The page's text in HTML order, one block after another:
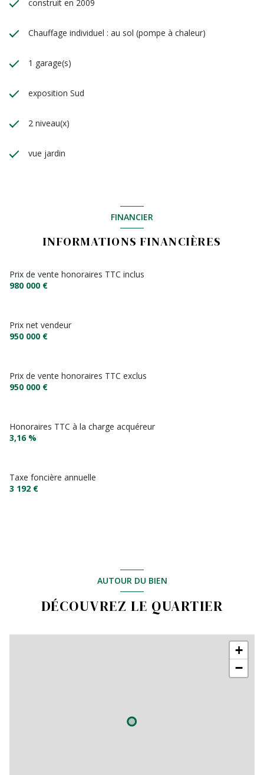
construit en 2009
Chauffage individuel : au sol (pompe à chaleur)
1 garage(s)
exposition Sud
2 niveau(x)
vue jardin
FINANCIER
INFORMATIONS FINANCIÈRES
Prix de vente honoraires TTC inclus
980 000 €
Prix net vendeur
950 000 €
Prix de vente honoraires TTC exclus
950 000 €
Honoraires TTC à la charge acquéreur
3,16 %
Taxe foncière annuelle
3 192 €
AUTOUR DU BIEN
DÉCOUVREZ LE QUARTIER
+
−